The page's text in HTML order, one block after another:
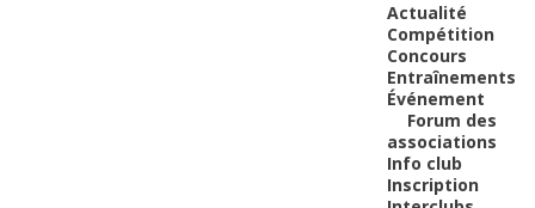
Actualité
Compétition
Concours
Entraînements
Événement
Forum des
associations
Info club
Inscription